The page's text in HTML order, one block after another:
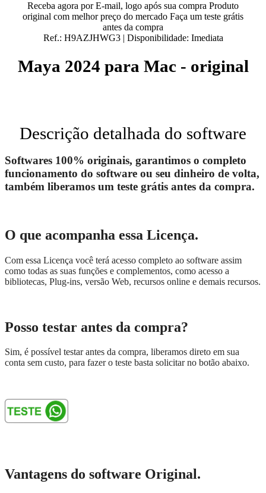
Receba agora por E-mail, logo após sua compra Produto
original com melhor preço do mercado Faça um teste grátis
antes da compra
Ref.: H9AZJHWG3 | Disponibilidade: Imediata
Maya 2024 para Mac - original
Descrição detalhada do software
Softwares 100% originais, garantimos o completo
funcionamento do software ou seu dinheiro de volta,
também liberamos um teste grátis antes da compra.
O que acompanha essa Licença.
Com essa Licença você terá acesso completo ao software assim
como todas as suas funções e complementos, como acesso a
bibliotecas, Plug-ins, versão Web, recursos online e demais recursos.
Posso testar antes da compra?
Sim, é possível testar antes da compra, liberamos direto em sua
conta sem custo, para fazer o teste basta solicitar no botão abaixo.
Vantagens do software Original.